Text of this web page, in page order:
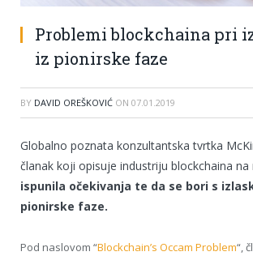
Problemi blockchaina pri
iz pionirske faze
BY DAVID OREŠKOVIĆ ON 07.01.2019
Globalno poznata konzultantska tvrtka
članak koji opisuje industriju blockchaina na
ispunila očekivanja te da se bori s
pionirske faze.
Pod naslovom “Blockchain’s Occam Problem“,